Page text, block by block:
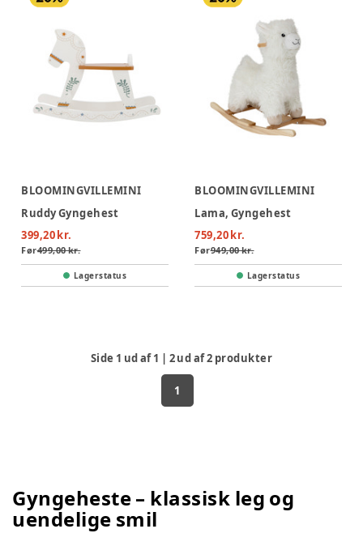
BLOOMINGVILLEMINI
Ruddy Gyngehest
399,20 kr.
Før499,00 kr.
Lagerstatus
BLOOMINGVILLEMINI
Lama, Gyngehest
759,20 kr.
Før949,00 kr.
Lagerstatus
Side 1 ud af1 | 2ud af2 produkter
1
Gyngeheste – klassisk leg og
uendelige smil